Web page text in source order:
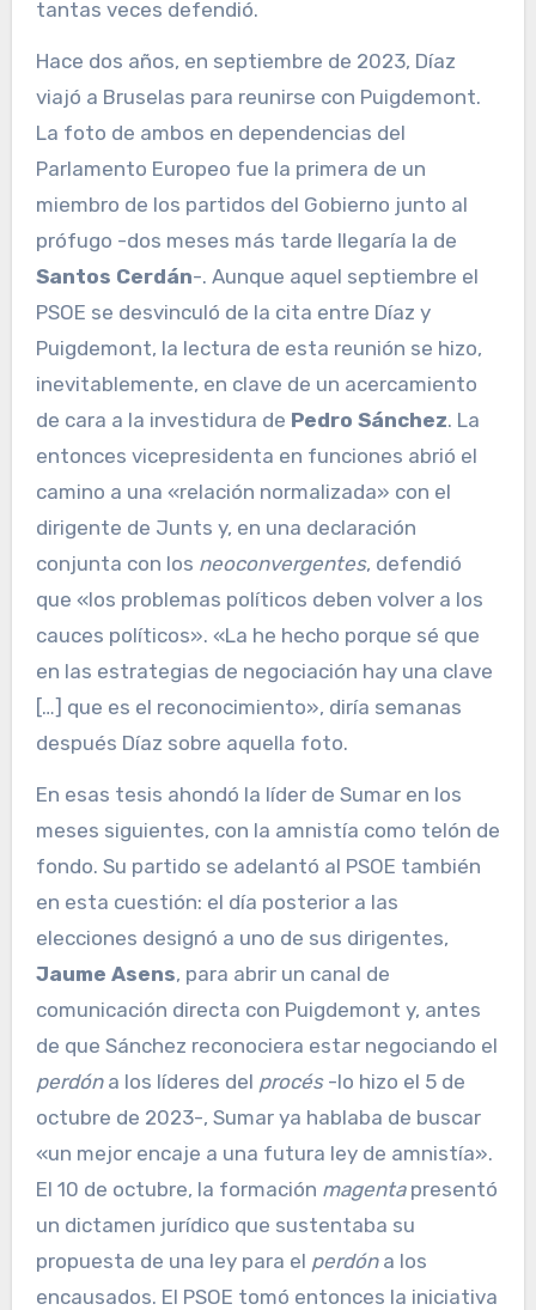
tantas veces defendió.
Hace dos años, en septiembre de 2023, Díaz
viajó a Bruselas para reunirse con Puigdemont.
La foto de ambos en dependencias del
Parlamento Europeo fue la primera de un
miembro de los partidos del Gobierno junto al
prófugo -dos meses más tarde llegaría la de
Santos Cerdán-. Aunque aquel septiembre el
PSOE se desvinculó de la cita entre Díaz y
Puigdemont, la lectura de esta reunión se hizo,
inevitablemente, en clave de un acercamiento
de cara a la investidura de Pedro Sánchez. La
entonces vicepresidenta en funciones abrió el
camino a una «relación normalizada» con el
dirigente de Junts y, en una declaración
conjunta con los neoconvergentes, defendió
que «los problemas políticos deben volver a los
cauces políticos». «La he hecho porque sé que
en las estrategias de negociación hay una clave
[…] que es el reconocimiento», diría semanas
después Díaz sobre aquella foto.
En esas tesis ahondó la líder de Sumar en los
meses siguientes, con la amnistía como telón de
fondo. Su partido se adelantó al PSOE también
en esta cuestión: el día posterior a las
elecciones designó a uno de sus dirigentes,
Jaume Asens, para abrir un canal de
comunicación directa con Puigdemont y, antes
de que Sánchez reconociera estar negociando el
perdón a los líderes del procés -lo hizo el 5 de
octubre de 2023-, Sumar ya hablaba de buscar
«un mejor encaje a una futura ley de amnistía».
El 10 de octubre, la formación magenta presentó
un dictamen jurídico que sustentaba su
propuesta de una ley para el perdón a los
encausados. El PSOE tomó entonces la iniciativa